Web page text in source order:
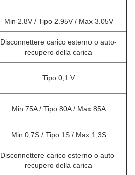
Min 2.8V / Tipo 2.95V / Max 3.05V
Disconnettere carico esterno o auto-
recupero della carica
Tipo 0,1 V
Min 75A / Tipo 80A / Max 85A
Min 0,7S / Tipo 1S / Max 1,3S
Disconnettere carico esterno o auto-
recupero della carica